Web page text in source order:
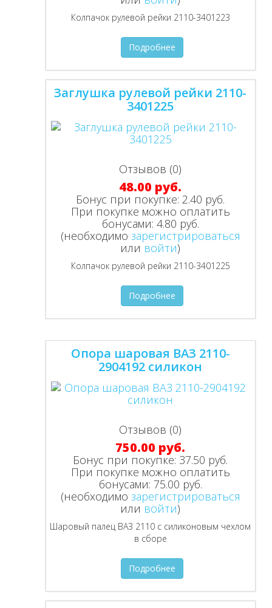
Колпачок рулевой рейки 2110-3401223
Подробнее
Заглушка рулевой рейки 2110-
3401225
Отзывов (0)
48.00 руб.
Бонус при покупке: 2.40 руб.
При покупке можно оплатить
бонусами: 4.80 руб.
(необходимо зарегистрироваться
или войти)
Колпачок рулевой рейки 2110-3401225
Подробнее
Опора шаровая ВАЗ 2110-
2904192 силикон
Отзывов (0)
750.00 руб.
Бонус при покупке: 37.50 руб.
При покупке можно оплатить
бонусами: 75.00 руб.
(необходимо зарегистрироваться
или войти)
Шаровый палец ВАЗ 2110 с силиконовым чехлом
в сборе
Подробнее